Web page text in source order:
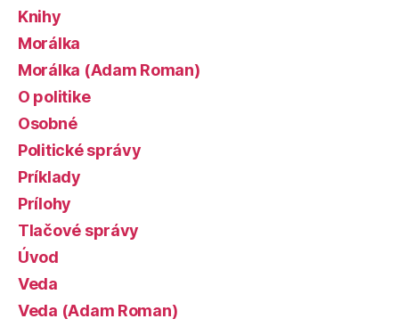
Knihy
Morálka
Morálka (Adam Roman)
O politike
Osobné
Politické správy
Príklady
Prílohy
Tlačové správy
Úvod
Veda
Veda (Adam Roman)